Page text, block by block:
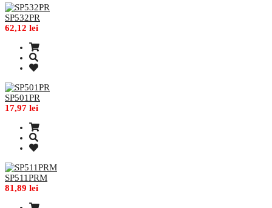
SP532PR
62,12 lei
SP501PR
17,97 lei
SP511PRM
81,89 lei